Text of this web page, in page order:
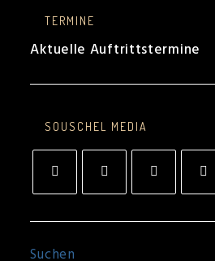
TERMINE
Aktuelle Auftrittstermine
SOUSCHEL MEDIA
Opens
a
tab
Opens
a
Opens
a
Opens
a
Suchen